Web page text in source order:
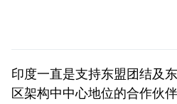
印度一直是支持东盟团结及
区架构中中心地位的合作伙伴